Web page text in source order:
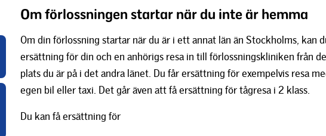
Om förlossningen startar när du inte är hemma
Om din förlossning startar när du är i ett annat län än Stockholms, kan
ersättning för din och en anhörigs resa in till förlossningskliniken från
plats du är på i det andra länet. Du får ersättning för exempelvis resa
egen bil eller taxi. Det går även att få ersättning för tågresa i 2 klass.
Du kan få ersättning för